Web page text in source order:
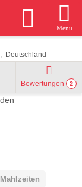
Menu
Deutschland
Bewertungen 2
Mahlzeiten